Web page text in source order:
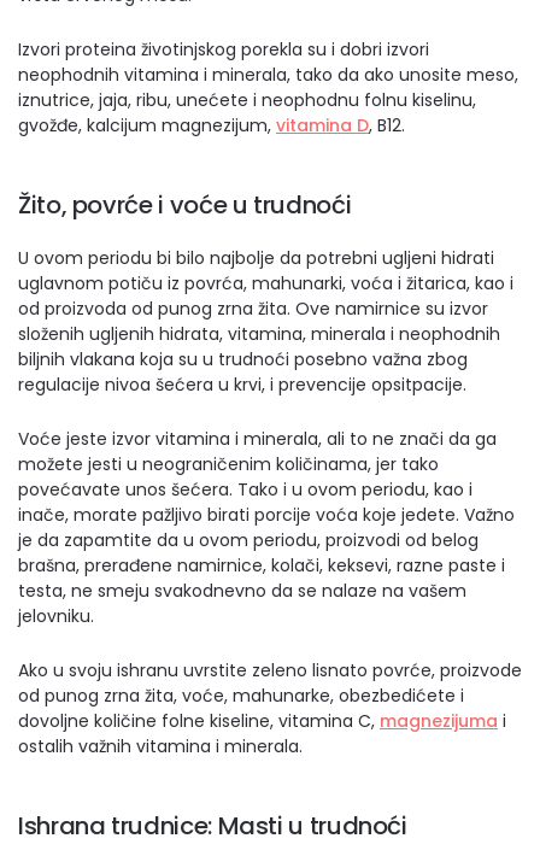
Izvori proteina životinjskog porekla su i dobri izvori
neophodnih vitamina i minerala, tako da ako unosite meso,
iznutrice, jaja, ribu, unećete i neophodnu folnu kiselinu,
gvožđe, kalcijum magnezijum, vitamina D, B12.
Žito, povrće i voće u trudnoći
U ovom periodu bi bilo najbolje da potrebni ugljeni hidrati
uglavnom potiču iz povrća, mahunarki, voća i žitarica, kao i
od proizvoda od punog zrna žita. Ove namirnice su izvor
složenih ugljenih hidrata, vitamina, minerala i neophodnih
biljnih vlakana koja su u trudnoći posebno važna zbog
regulacije nivoa šećera u krvi, i prevencije opsitpacije.
Voće jeste izvor vitamina i minerala, ali to ne znači da ga
možete jesti u neograničenim količinama, jer tako
povećavate unos šećera. Tako i u ovom periodu, kao i
inače, morate pažljivo birati porcije voća koje jedete. Važno
je da zapamtite da u ovom periodu, proizvodi od belog
brašna, prerađene namirnice, kolači, keksevi, razne paste i
testa, ne smeju svakodnevno da se nalaze na vašem
jelovniku.
Ako u svoju ishranu uvrstite zeleno lisnato povrće, proizvode
od punog zrna žita, voće, mahunarke, obezbedićete i
dovoljne količine folne kiseline, vitamina C, magnezijuma i
ostalih važnih vitamina i minerala.
Ishrana trudnice: Masti u trudnoći